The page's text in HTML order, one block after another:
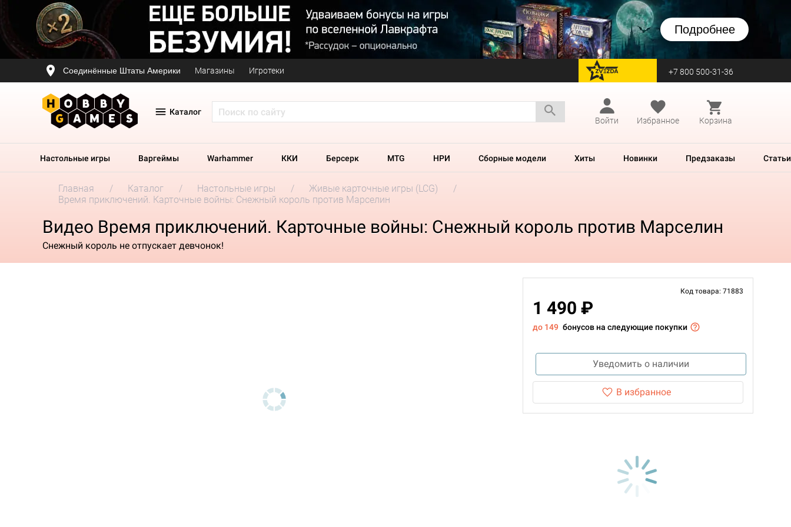
Подробнее
Соединённые Штаты Америки Магазины Игротеки перейти на Zvezda +7 800 500-31-36
Каталог
Войти
Избранное Корзина
Настольные игры Варгеймы Warhammer ККИ Берсерк MTG НРИ Сборные модели Хиты Новинки Предзаказы Статьи
Главная Каталог Настольные игры
Живые карточные игры (LCG)
Время приключений. Карточные войны: Снежный король против Марселин
Видео Время приключений. Карточные войны: Снежный король против Марселин
Снежный король не отпускает девчонок!
Код товара: 71883
1 490 ₽
до 149 бонусов на следующие покупки
Уведомить о наличии
В избранное